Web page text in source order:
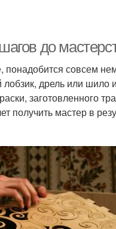
до
совсем
дрель или шило
заготовленного
получить мастер в